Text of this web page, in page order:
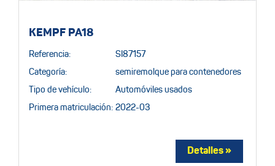
KEMPF PA18
Referencia: SI87157
Categoría: semiremolque para contenedores
Tipo de vehículo: Automóviles usados
Primera matriculación: 2022-03